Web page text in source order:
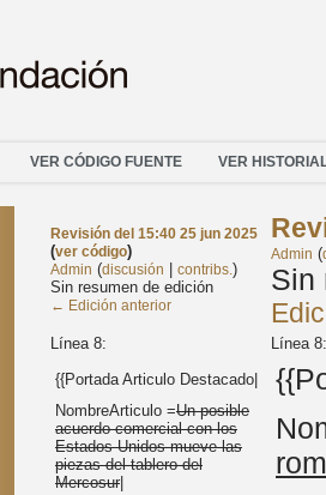
VER CÓDIGO FUENTE VER
Revisión del 15:40 25 jun 2025
(ver código)
Admin (discusión contribs.)
Sin resumen de edición
← Edición anterior
Admin (
Sin
Línea 8:
Línea 8:
{{Portada Articulo Destacado|
NombreArticulo =Un posible
acuerdo comercial con los
Estados Unidos mueve las
piezas del tablero del
Mercosur